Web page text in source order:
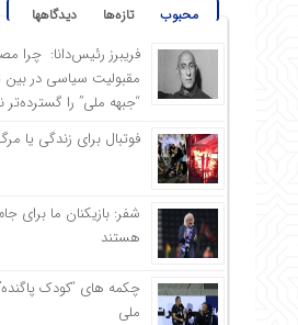
محبوب تازه‌ها دیدگاهها
فریبرز رئیس‌دانا: چرا
مقبولیت سیاسی در بین
“جبهه ملی” را گسترده‌تر
فوتبال برای زندگی یا
شفر: بازیکنان ما برای
هستند
چکمه های “کودک
ملی